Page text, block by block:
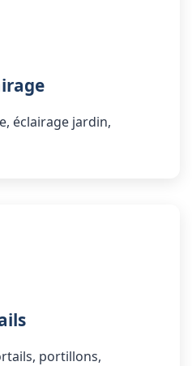
éclairage jardin,
portillons,